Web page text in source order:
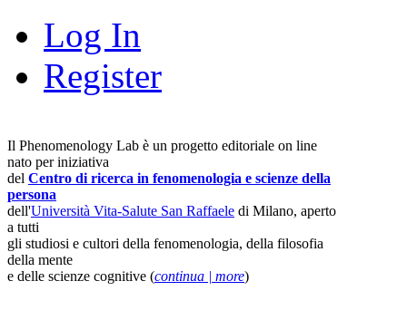
Log In
Register
Il Phenomenology Lab è un progetto editoriale on line
nato per iniziativa
del Centro di ricerca in fenomenologia e scienze della
persona
dell'Università Vita-Salute San Raffaele di Milano, aperto
a tutti
gli studiosi e cultori della fenomenologia, della filosofia
della mente
e delle scienze cognitive (continua | more)